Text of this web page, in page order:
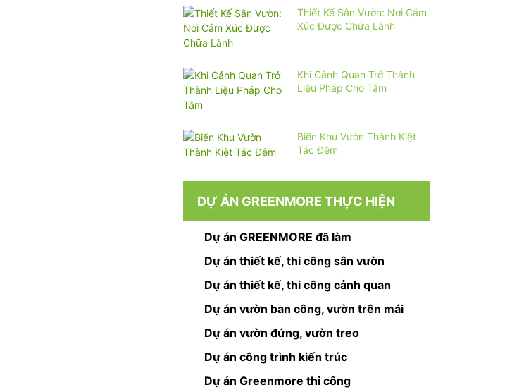
Thiết Kế Sân Vườn: Nơi Cảm
Xúc Được Chữa Lành
Khi Cảnh Quan Trở Thành
Liệu Pháp Cho Tâm
Biến Khu Vườn Thành Kiệt
Tác Đêm
DỰ ÁN GREENMORE THỰC HIỆN
Dự án GREENMORE đã làm
Dự án thiết kế, thi công sân vườn
Dự án thiết kế, thi công cảnh quan
Dự án vườn ban công, vườn trên mái
Dự án vườn đứng, vườn treo
Dự án công trình kiến trúc
Dự án Greenmore thi công